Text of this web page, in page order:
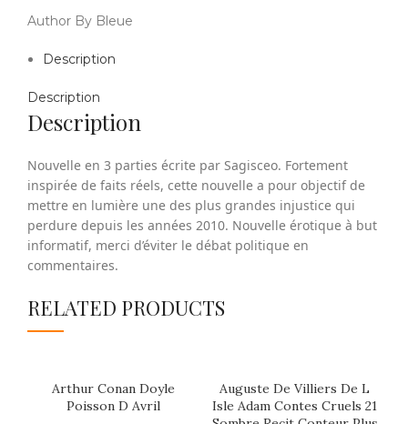
Author By Bleue
Description
Description
Description
Nouvelle en 3 parties écrite par Sagisceo. Fortement
inspirée de faits réels, cette nouvelle a pour objectif de
mettre en lumière une des plus grandes injustice qui
perdure depuis les années 2010. Nouvelle érotique à but
informatif, merci d’éviter le débat politique en
commentaires.
RELATED PRODUCTS
Arthur Conan Doyle
Poisson D Avril
Auguste De Villiers De L
Isle Adam Contes Cruels 21